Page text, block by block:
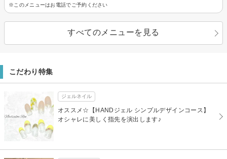
※このメニューはお電話でご予約ください
すべてのメニューを見る
こだわり特集
ジェルネイル
オススメ☆【HANDジェル シンプルデザインコース】
オシャレに美しく指先を演出します♪